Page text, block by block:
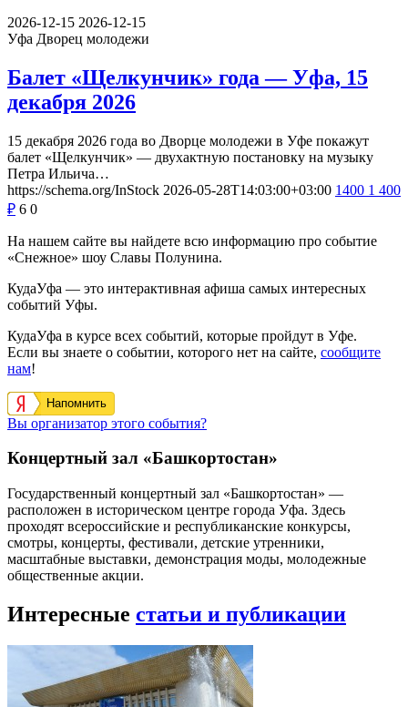
2026-12-15 2026-12-15
Уфа Дворец молодежи
Балет «Щелкунчик» года — Уфа, 15
декабря 2026
15 декабря 2026 года во Дворце молодежи в Уфе покажут
балет «Щелкунчик» — двухактную постановку на музыку
Петра Ильича…
https://schema.org/InStock 2026-05-28T14:03:00+03:00 1400 1 400
₽ 6 0
На нашем сайте вы найдете всю информацию про событие
«Снежное» шоу Славы Полунина.
КудаУфа — это интерактивная афиша самых интересных
событий Уфы.
КудаУфа в курсе всех событий, которые пройдут в Уфе.
Если вы знаете о событии, которого нет на сайте, сообщите
нам!
Напомнить
Вы организатор этого события?
Концертный зал «Башкортостан»
Государственный концертный зал «Башкортостан» —
расположен в историческом центре города Уфа. Здесь
проходят всероссийские и республиканские конкурсы,
смотры, концерты, фестивали, детские утренники,
масштабные выставки, демонстрация моды, молодежные
общественные акции.
Интересные статьи и публикации